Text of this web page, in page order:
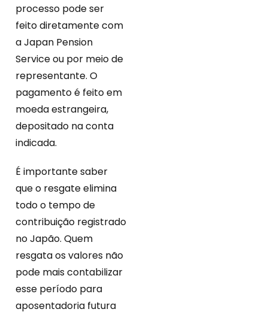
processo pode ser
feito diretamente com
a Japan Pension
Service ou por meio de
representante. O
pagamento é feito em
moeda estrangeira,
depositado na conta
indicada.
É importante saber
que o resgate elimina
todo o tempo de
contribuição registrado
no Japão. Quem
resgata os valores não
pode mais contabilizar
esse período para
aposentadoria futura